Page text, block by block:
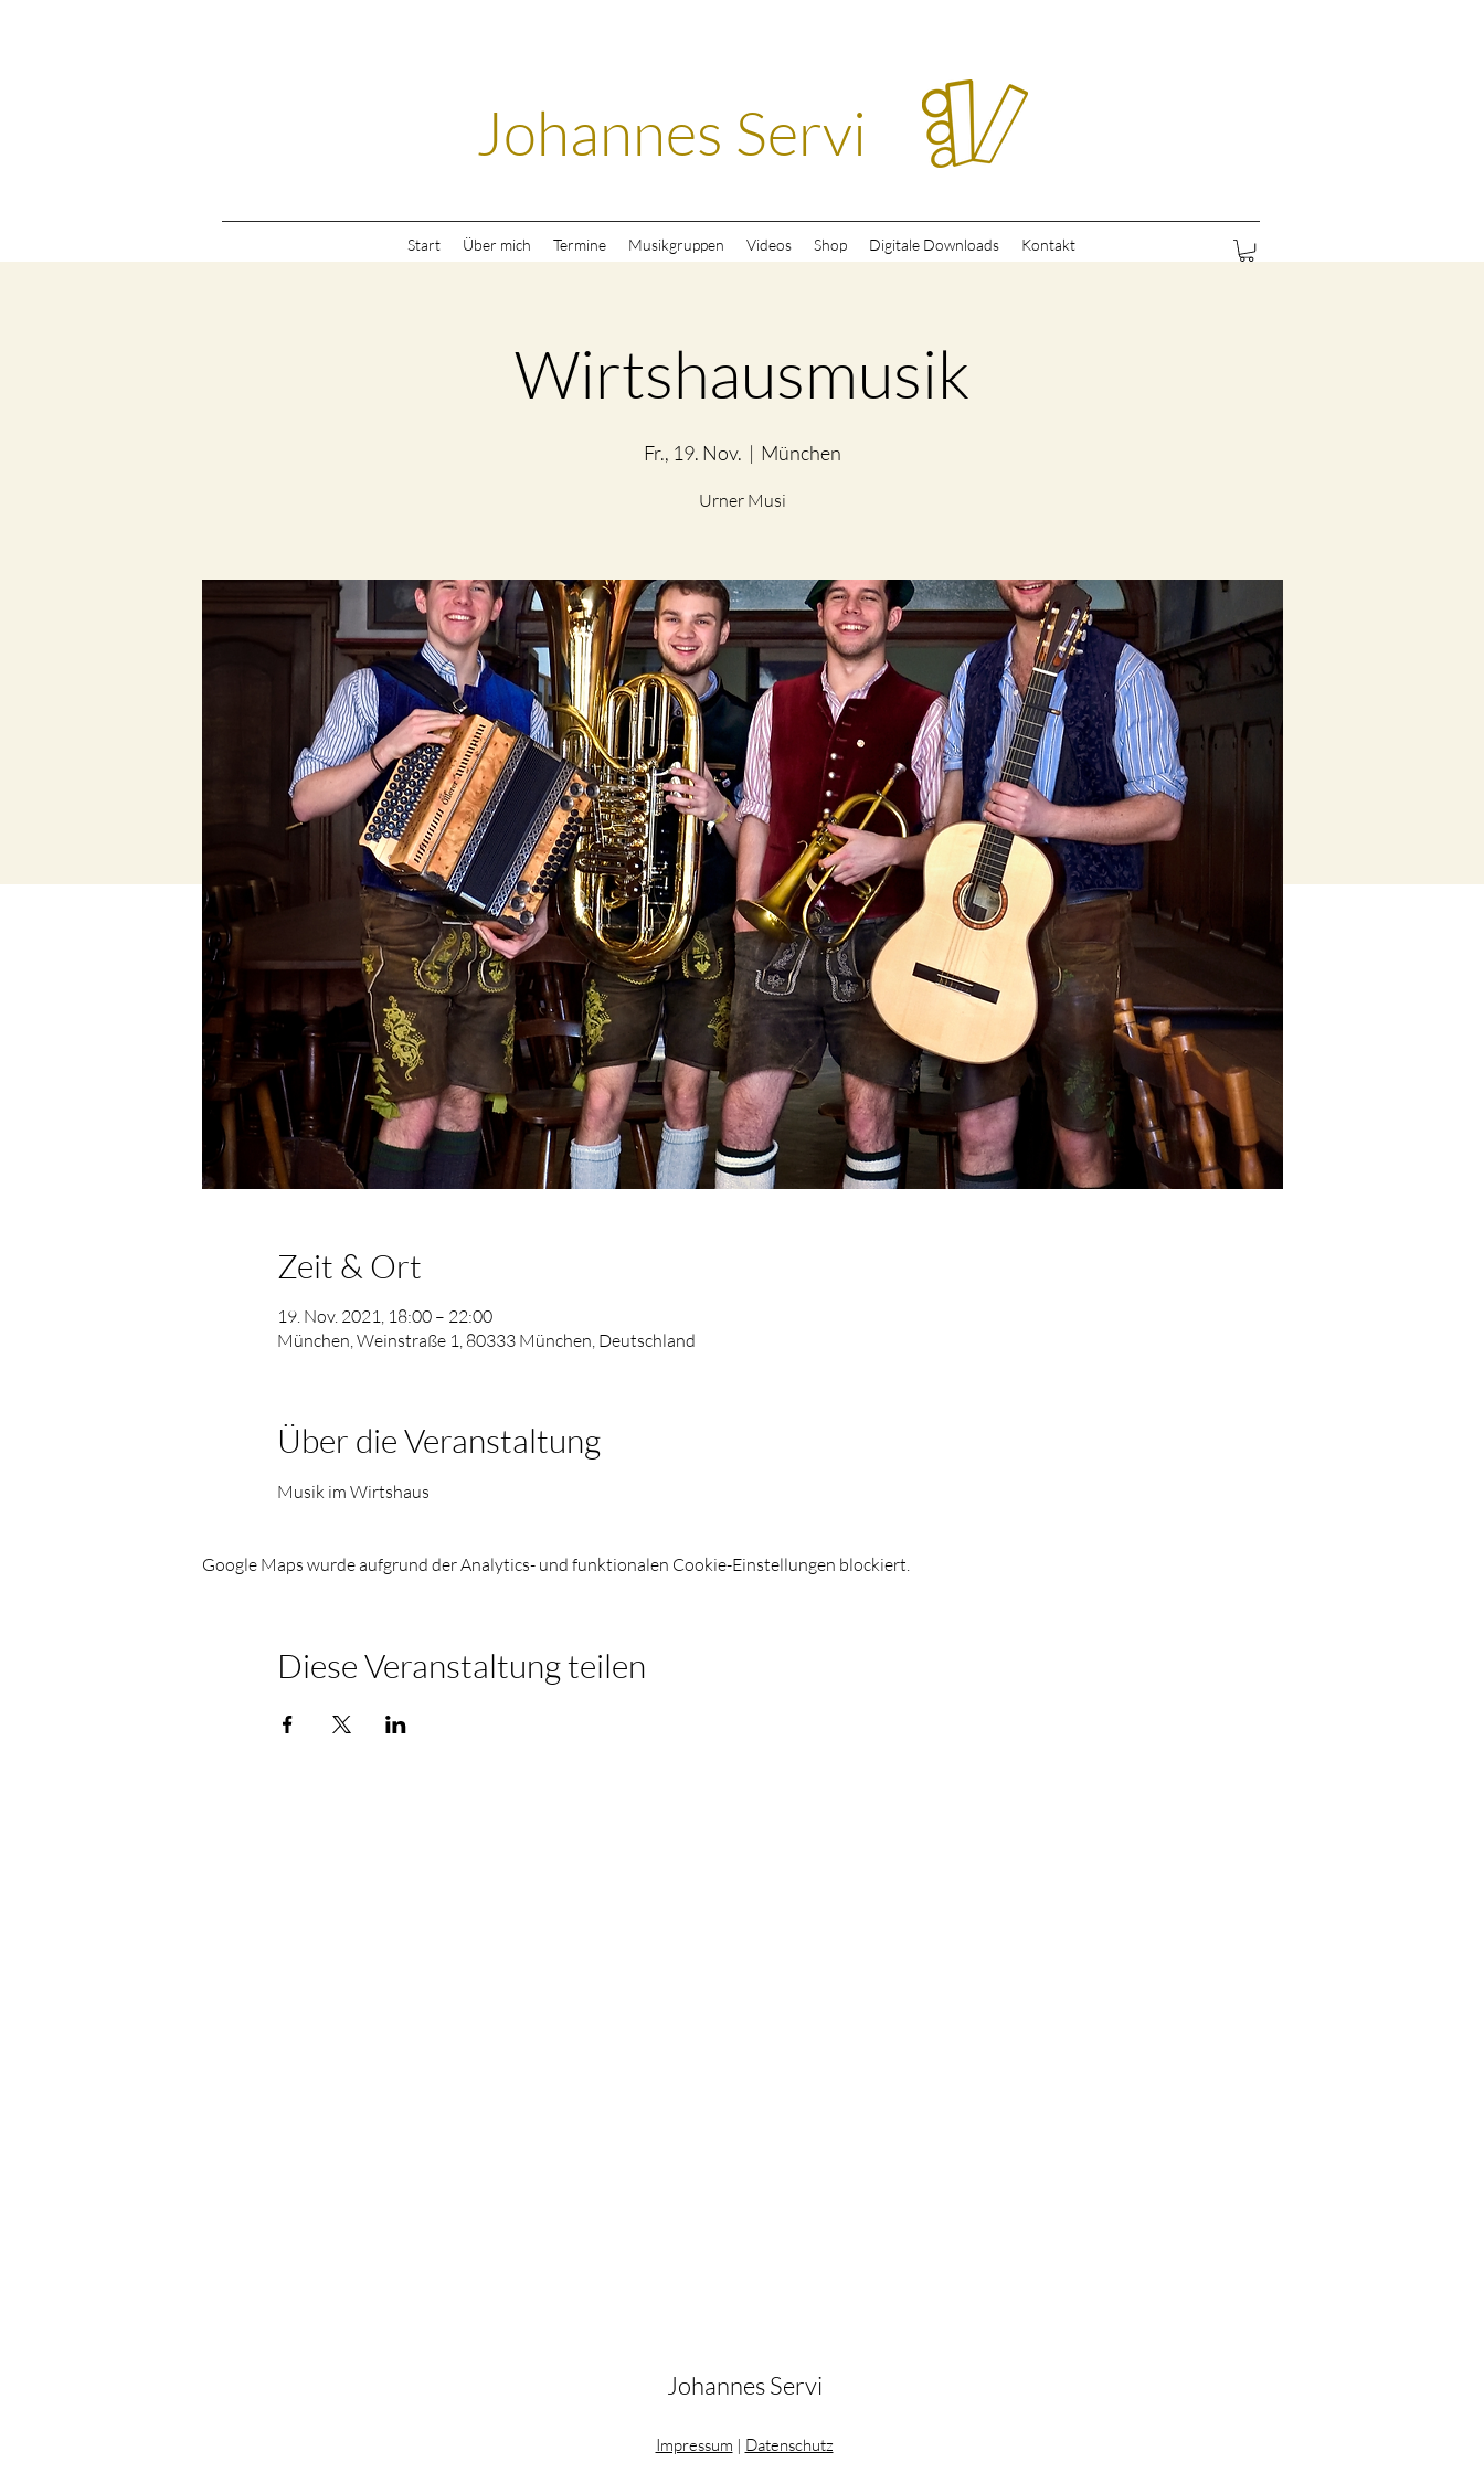
Johannes Servi
Start Über mich Termine Musikgruppen Videos Shop Digitale Downloads Kontakt
Wirtshausmusik
Fr., 19. Nov.
  |
München
Urner Musi
Zeit & Ort
19. Nov. 2021, 18:00 – 22:00
München, Weinstraße 1, 80333 München, Deutschland
Über die Veranstaltung
Musik im Wirtshaus
Google Maps wurde aufgrund der Analytics- und funktionalen Cookie-Einstellungen blockiert.
Diese Veranstaltung teilen
Johannes Servi
Impressum | Datenschutz